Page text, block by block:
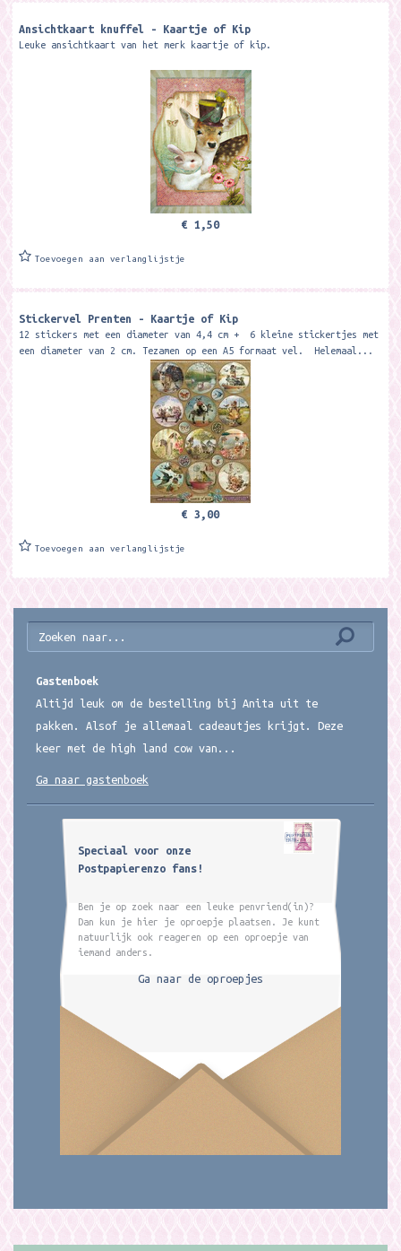
Ansichtkaart knuffel - Kaartje of Kip
Leuke ansichtkaart van het merk kaartje of kip.
€ 1,50
Toevoegen aan verlanglijstje
Stickervel Prenten - Kaartje of Kip
12 stickers met een diameter van 4,4 cm + 6 kleine stickertjes met
een diameter van 2 cm. Tezamen op een A5 formaat vel. Helemaal...
€ 3,00
Toevoegen aan verlanglijstje
Gastenboek
Altijd leuk om de bestelling bij Anita uit te
pakken. Alsof je allemaal cadeautjes krijgt. Deze
keer met de high land cow van...
Ga naar gastenboek
Speciaal voor onze
Postpapierenzo fans!
Ben je op zoek naar een leuke penvriend(in)?
Dan kun je hier je oproepje plaatsen. Je kunt
natuurlijk ook reageren op een oproepje van
iemand anders.
Ga naar de oproepjes